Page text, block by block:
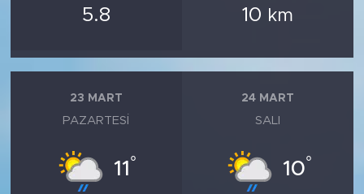
5.8 10 km
23 MART
PAZARTESI
11 °
24 MART
SALI
10°